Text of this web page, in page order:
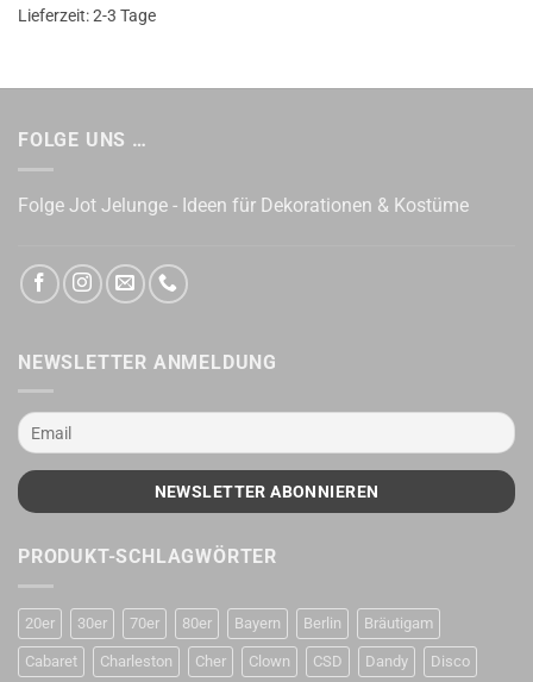
Lieferzeit:2-3 Tage
FOLGE UNS …
Folge Jot Jelunge - Ideen für Dekorationen & Kostüme
NEWSLETTER ANMELDUNG
PRODUKT-SCHLAGWÖRTER
20er 30er 70er 80er Bayern Berlin Bräutigam
Cabaret Charleston Cher Clown CSD Dandy Disco